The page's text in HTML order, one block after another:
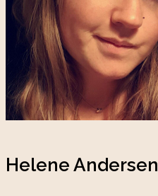
Helene Andersen